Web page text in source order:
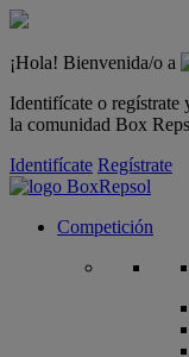
¡Hola! Bienvenida/o a
Identifícate o regístrate
la comunidad Box
Identifícate Regístrate
Competición